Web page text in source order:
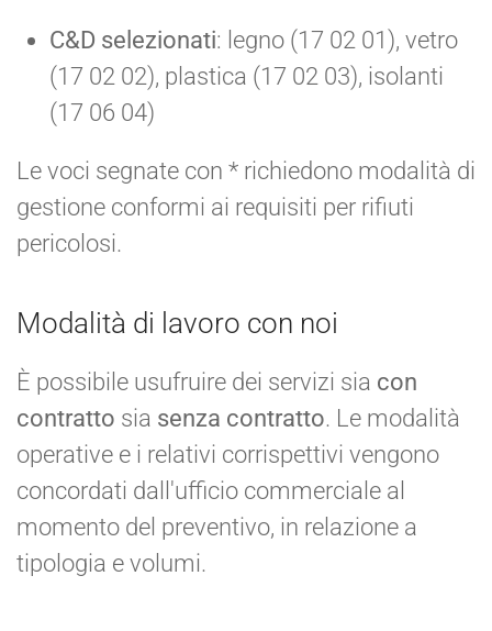
C&D selezionati: legno (17 02 01), vetro
(17 02 02), plastica (17 02 03), isolanti
(17 06 04)
Le voci segnate con * richiedono modalità di
gestione conformi ai requisiti per rifiuti
pericolosi.
Modalità di lavoro con noi
È possibile usufruire dei servizi sia con
contratto sia senza contratto. Le modalità
operative e i relativi corrispettivi vengono
concordati dall'ufficio commerciale al
momento del preventivo, in relazione a
tipologia e volumi.